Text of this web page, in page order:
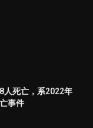
人死亡，系2022年
事件